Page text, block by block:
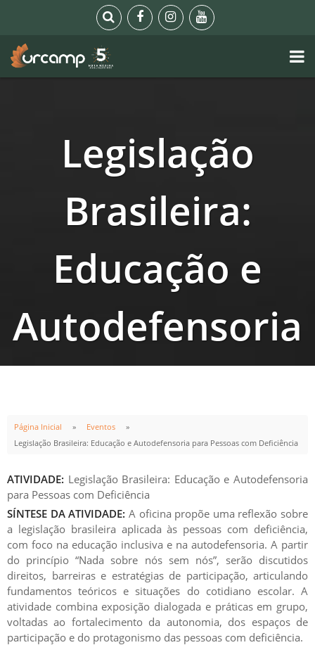
Legislação
Brasileira:
Educação e
Autodefensoria
para Pessoas
com Deficiência
INÍCIO
03 JUN
19:00h
TÉRMINO
03 JUN
22:00h
Página Inicial
Eventos
Legislação Brasileira: Educação e Autodefensoria para Pessoas com Deficiência
ATIVIDADE: Legislação Brasileira: Educação e Autodefensoria
para Pessoas com Deficiência
SÍNTESE DA ATIVIDADE: A oficina propõe uma reflexão sobre
a legislação brasileira aplicada às pessoas com deficiência,
com foco na educação inclusiva e na autodefensoria. A partir
do princípio “Nada sobre nós sem nós”, serão discutidos
direitos, barreiras e estratégias de participação, articulando
fundamentos teóricos e situações do cotidiano escolar. A
atividade combina exposição dialogada e práticas em grupo,
voltadas ao fortalecimento da autonomia, dos espaços de
participação e do protagonismo das pessoas com deficiência.